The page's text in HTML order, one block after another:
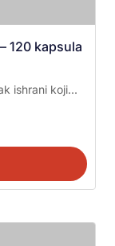
120 kapsula
ishrani koji...